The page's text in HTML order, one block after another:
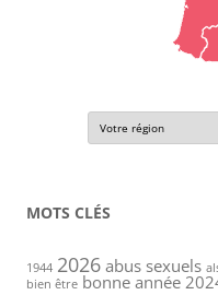
MOTS CLÉS
1944 2026 abus sexuels
bien être bonne année